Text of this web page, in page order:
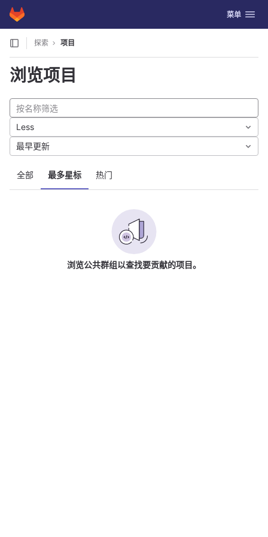
Skip to content
GitLab 切换导航
菜单
探索 项目
浏览项目
全部 最多星标 热门
Less
最早更新
浏览公共群组以查找要贡献的项目。